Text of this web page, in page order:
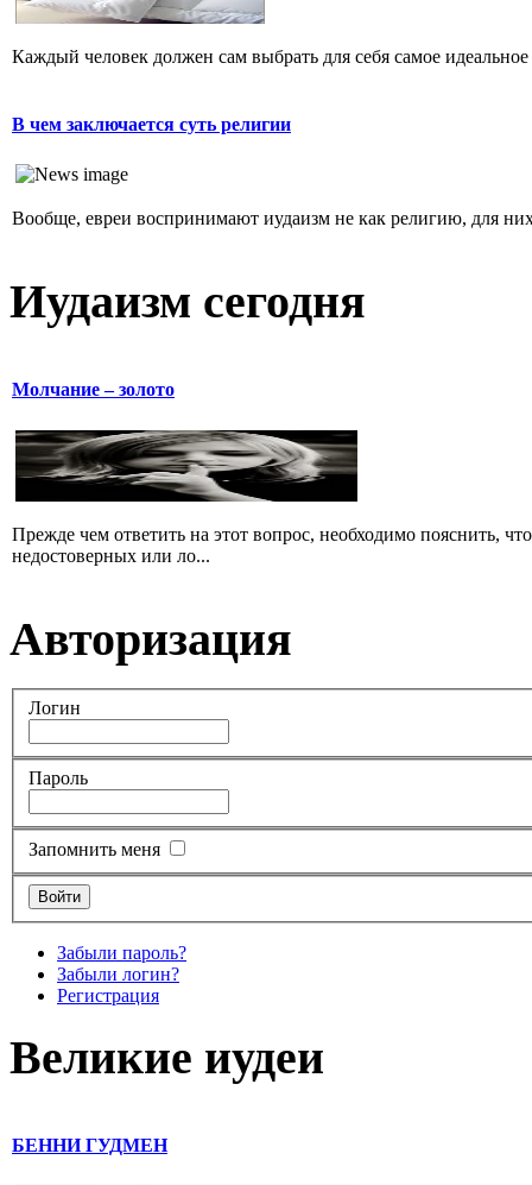
Каждый человек должен сам выбрать для себя самое
В чем заключается суть религии
Вообще, евреи воспринимают иудаизм не как религию, для
Иудаизм сегодня
Молчание – золото
Прежде чем ответить на этот вопрос, необходимо пояснить,
недостоверных или ло...
Авторизация
Логин
Пароль
Запомнить меня
Забыли пароль?
Забыли логин?
Регистрация
Великие иудеи
БЕННИ ГУДМЕН